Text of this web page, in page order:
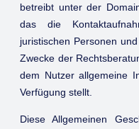
betreibt unter der
das die
juristischen Personen
Zwecke der
dem Nutzer allgemeine
Verfügung stellt.
Diese Allgemeinen